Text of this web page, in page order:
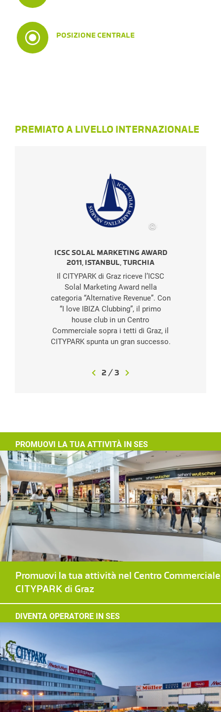
POSIZIONE CENTRALE
PREMIATO A LIVELLO INTERNAZIONALE
©
ICSC SOLAL MARKETING AWARD
2011, ISTANBUL, TURCHIA
Il CITYPARK di Graz riceve l’ICSC
Solal Marketing Award nella
categoria “Alternative Revenue”. Con
“I love IBIZA Clubbing”, il primo
house club in un Centro
Commerciale sopra i tetti di Graz, il
CITYPARK spunta un gran successo.
3 /3
PROMUOVI LA TUA ATTIVITÀ IN SES
Promuovi la tua attività nel Centro Commerciale
CITYPARK di Graz
DIVENTA OPERATORE IN SES